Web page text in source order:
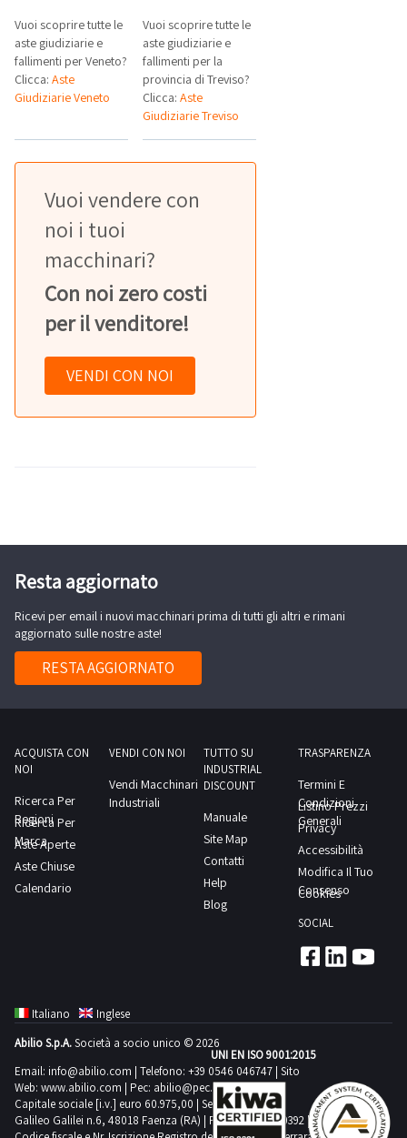
Vuoi scoprire tutte le
aste giudiziarie e
fallimenti per Veneto?
Clicca: Aste
Giudiziarie Veneto
Vuoi scoprire tutte le
aste giudiziarie e
fallimenti per la
provincia di Treviso?
Clicca:Aste
Giudiziarie Treviso
Vuoi vendere con
noi i tuoi
macchinari?
Con noi zero costi
per il venditore!
VENDI CON NOI
Resta aggiornato
Ricevi per email i nuovi macchinari prima di tutti gli altri e rimani
aggiornato sulle nostre aste!
RESTA AGGIORNATO
ACQUISTA CON
NOI
Ricerca Per
Regioni
Ricerca Per
Marca
Aste Aperte
Aste Chiuse
Calendario
VENDI CON NOI
Vendi Macchinari
Industriali
TUTTO SU
INDUSTRIAL
DISCOUNT
Manuale
Site Map
Contatti
Help
Blog
TRASPARENZA
Termini E
Condizioni
Generali
Listino Prezzi
Privacy
Accessibilità
Modifica Il Tuo
Consenso
Cookies
SOCIAL
Italiano
Inglese
Abilio S.p.A.Società a socio unico © 2026
Email: info@abilio.com | Telefono: +39 0546 046747 | Sito
Web: www.abilio.com | Pec: abilio@pec.illimity.com
Capitale sociale [i.v.] euro 60.975,00 | Sede legale in Via
Galileo Galilei n.6, 48018 Faenza (RA) | P.IVA: 02704840392 |
UNI EN ISO 9001:2015